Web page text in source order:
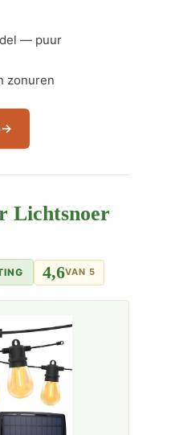
— puur
zonuren
Lichtsnoer
4,6VAN 5